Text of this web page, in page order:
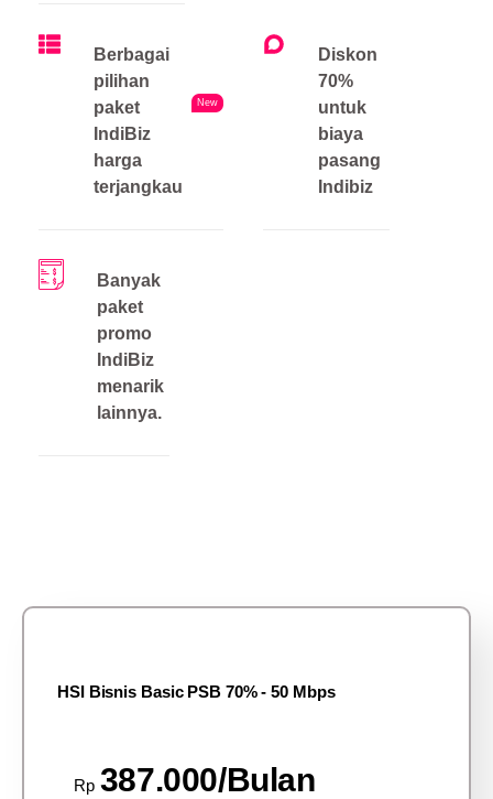
Berbagai
pilihan
paket
IndiBiz
harga
terjangkau
New
Diskon
70%
untuk
biaya
pasang
Indibiz
Banyak
paket
promo
IndiBiz
menarik
lainnya.
HSI Bisnis Basic PSB 70% - 50 Mbps
Rp 387.000/Bulan